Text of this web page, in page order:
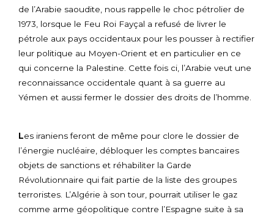
de l’Arabie saoudite, nous rappelle le choc pétrolier de
1973, lorsque le Feu Roi Fayçal a refusé de livrer le
pétrole aux pays occidentaux pour les pousser à rectifier
leur politique au Moyen-Orient et en particulier en ce
qui concerne la Palestine. Cette fois ci, l’Arabie veut une
reconnaissance occidentale quant à sa guerre au
Yémen et aussi fermer le dossier des droits de l’homme.
Les iraniens feront de même pour clore le dossier de
l’énergie nucléaire, débloquer les comptes bancaires
objets de sanctions et réhabiliter la Garde
Révolutionnaire qui fait partie de la liste des groupes
terroristes. L’Algérie à son tour, pourrait utiliser le gaz
comme arme géopolitique contre l’Espagne suite à sa